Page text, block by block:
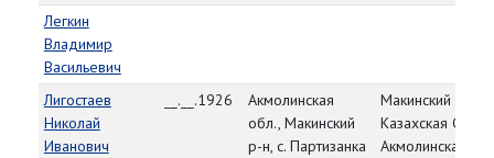
Легкин
Владимир
Васильевич
Лигостаев
Николай
Иванович
__.__.1926
Акмолинская
обл., Макинский
р-н, с. Партизанка
Макинский РВК,
Казахская ССР,
Акмолинская